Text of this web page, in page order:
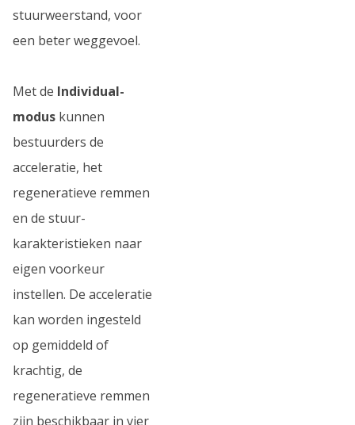
stuurweerstand, voor
een beter weggevoel.
Met de Individual-
modus kunnen
bestuurders de
acceleratie, het
regeneratieve remmen
en de stuur-
karakteristieken naar
eigen voorkeur
instellen. De acceleratie
kan worden ingesteld
op gemiddeld of
krachtig, de
regeneratieve remmen
zijn beschikbaar in vier